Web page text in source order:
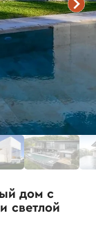
дом с
светлой